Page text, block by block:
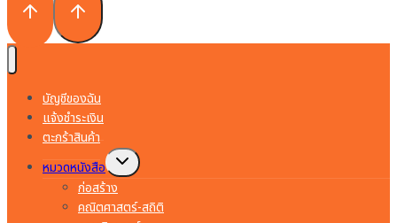
บัญชีของฉัน
แจ้งชำระเงิน
ตะกร้าสินค้า
หมวดหนังสือ
Toggle
child
menu
ก่อสร้าง
คณิตศาสตร์-สถิติ